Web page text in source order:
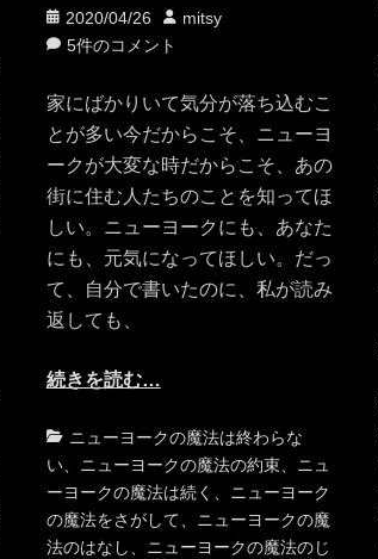
投
稿
2020/04/26
投
稿
mitsy
5件のコメント
家にばかりいて気分が落ち込むこ
とが多い今だからこそ、ニューヨ
ークが大変な時だからこそ、あの
街に住む人たちのことを知ってほ
しい。ニューヨークにも、あなた
にも、元気になってほしい。だっ
て、自分で書いたのに、私が読み
返しても、
続きを読む…
カ
テ
ゴ
リ
ー
ニューヨークの魔法は終わらな
い、 ニューヨークの魔法の約束、 ニュ
ーヨークの魔法は続く 、 ニューヨーク
の魔法をさがして、 ニューヨークの魔
法のはなし、 ニューヨークの魔法のじ